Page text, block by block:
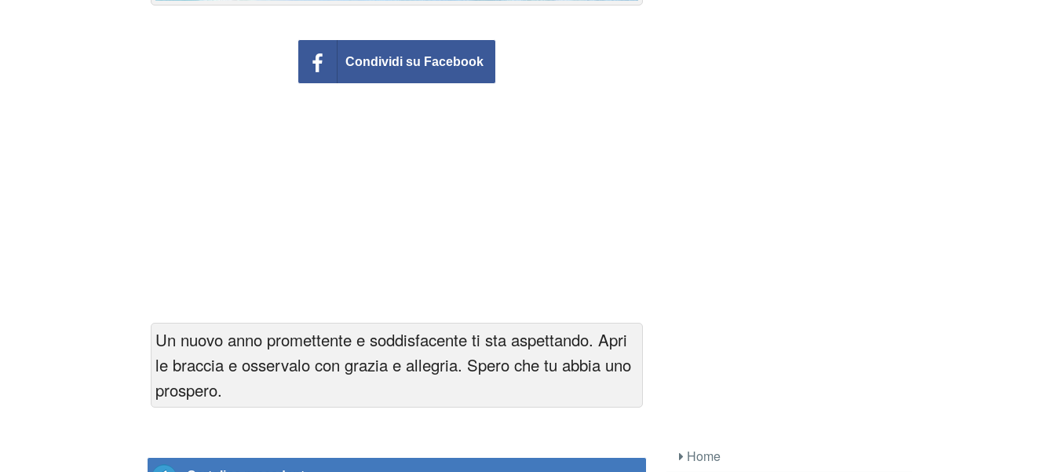
Condividi su Facebook
Un nuovo anno promettente e soddisfacente ti sta aspettando. Apri
le braccia e osservalo con grazia e allegria. Spero che tu abbia uno
prospero.
Home